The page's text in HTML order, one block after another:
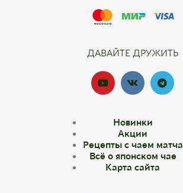
ДАВАЙТЕ ДРУЖИТЬ
Новинки
Акции
Рецепты с чаем матча
Всё о японском чае
Карта сайта